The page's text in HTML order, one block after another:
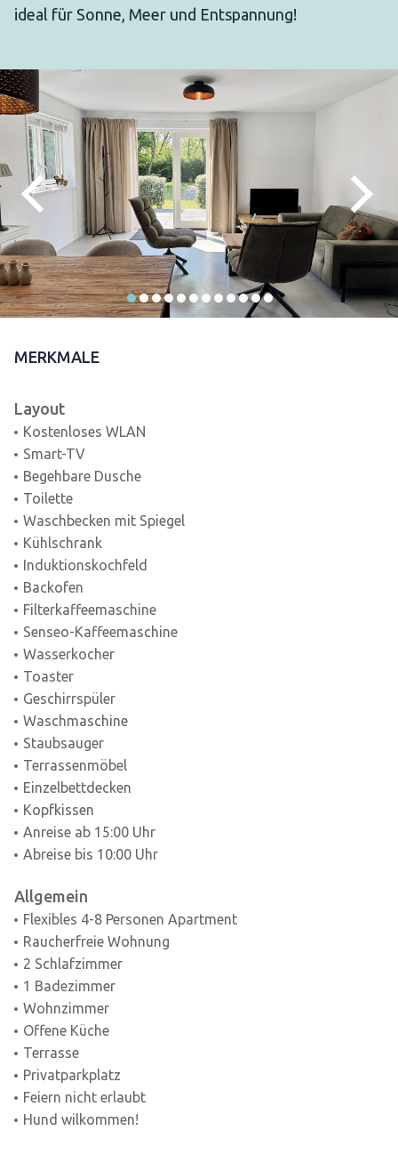
ideal für Sonne, Meer und Entspannung!
MERKMALE
Layout
Kostenloses WLAN
Smart-TV
Begehbare Dusche
Toilette
Waschbecken mit Spiegel
Kühlschrank
Induktionskochfeld
Backofen
Filterkaffeemaschine
Senseo-Kaffeemaschine
Wasserkocher
Toaster
Geschirrspüler
Waschmaschine
Staubsauger
Terrassenmöbel
Einzelbettdecken
Kopfkissen
Anreise ab 15:00 Uhr
Abreise bis 10:00 Uhr
Allgemein
Flexibles 4-8 Personen Apartment
Raucherfreie Wohnung
2 Schlafzimmer
1 Badezimmer
Wohnzimmer
Offene Küche
Terrasse
Privatparkplatz
Feiern nicht erlaubt
Hund wilkommen!